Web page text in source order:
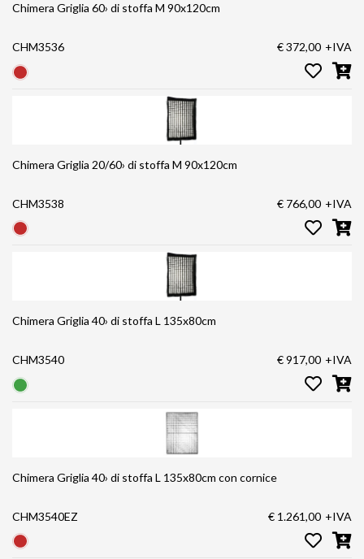
Chimera Griglia 60› di stoffa M 90x120cm
CHM3536 € 372,00 +IVA
Chimera Griglia 20/60› di stoffa M 90x120cm
CHM3538 € 766,00 +IVA
Chimera Griglia 40› di stoffa L 135x80cm
CHM3540 € 917,00 +IVA
Chimera Griglia 40› di stoffa L 135x80cm con cornice
CHM3540EZ € 1.261,00 +IVA